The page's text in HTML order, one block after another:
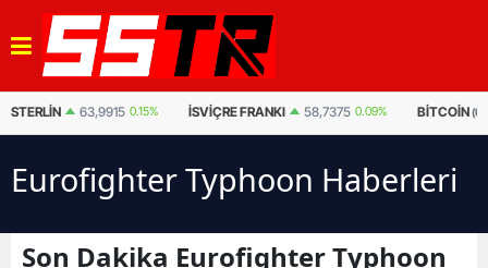
STERLIN 63,9915 0.15% İSVIÇRE FRANKI 58,7375 0.09% BITCOIN
Eurofighter Typhoon Haberleri
Son Dakika Eurofighter Typhoon